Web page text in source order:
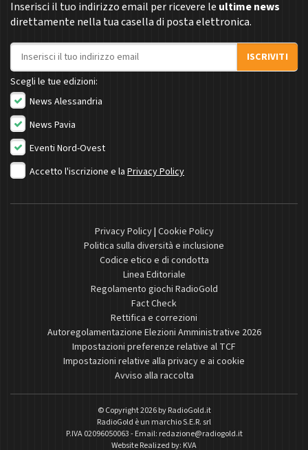
Inserisci il tuo indirizzo email per ricevere le ultime news
direttamente nella tua casella di posta elettronica.
Indirizzo email
ISCRIVITI
Scegli le tue edizioni:
News Alessandria
News Pavia
Eventi Nord-Ovest
Accetto l'iscrizione e la Privacy Policy
Privacy Policy| Cookie Policy
Politica sulla diversità e inclusione
Codice etico e di condotta
Linea Editoriale
Regolamento giochi RadioGold
Fact Check
Rettifica e correzioni
Autoregolamentazione Elezioni Amministrative 2026
Impostazioni preferenze relative al TCF
Impostazioni relative alla privacy e ai cookie
Avviso alla raccolta
© Copyright 2026 byRadioGold.it
RadioGold è un marchio S.E.R. srl
P.IVA 02096050063 - Email: redazione@radiogold.it
Website Realized by: KVA